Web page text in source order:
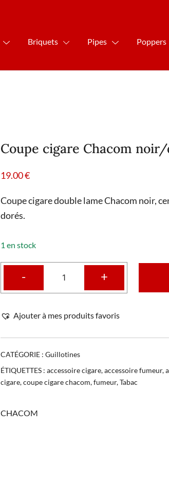
Briquets Pipes Poppers
Coupe cigare Chacom
19.00€
Coupe cigare double lame Chacom noir,
dorés.
1 en stock
- +
Ajouter à mes produits favoris
CATÉGORIE : Guillotines
ÉTIQUETTES : accessoire cigare,accessoire fumeur,
cigare,coupe cigare chacom,fumeur,Tabac
CHACOM